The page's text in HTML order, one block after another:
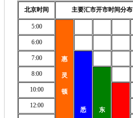
北京时间 主要汇市开市时间分布
5:00
惠
灵
顿
6:00
7:00
悉
8:00
东
10:00
12:00